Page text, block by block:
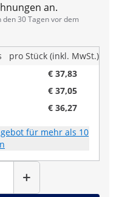
an.
30 Tagen vor dem
pro Stück (inkl. MwSt.)
€ 37,83
€ 37,05
€ 36,27
für mehr als 10
+